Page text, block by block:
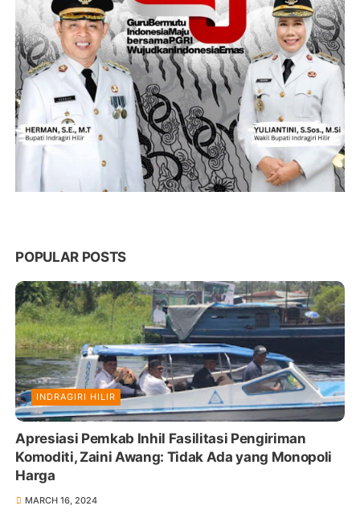
POPULAR POSTS
INDRAGIRI HILIR
Apresiasi Pemkab Inhil Fasilitasi Pengiriman
Komoditi, Zaini Awang: Tidak Ada yang Monopoli
Harga
MARCH 16, 2024